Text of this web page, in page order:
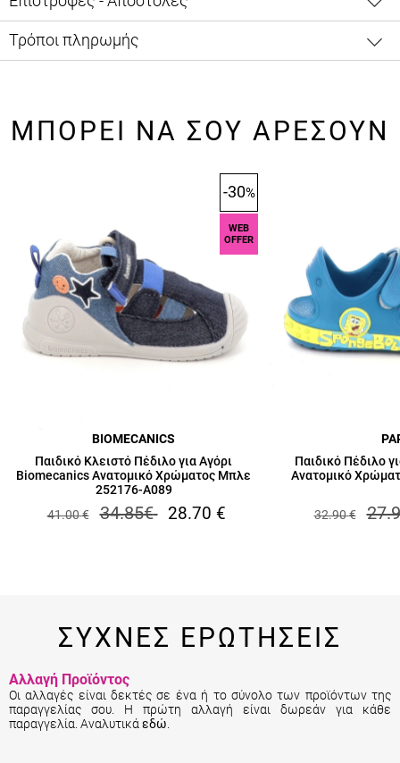
Τρόποι πληρωμής
ΜΠΟΡΕΙ ΝΑ ΣΟΥ ΑΡΕΣΟΥΝ
-30%
WEB
OFFER
BIOMECANICS
Παιδικό Κλειστό Πέδιλο για Αγόρι
Biomecanics Ανατομικό Χρώματος Μπλε
252176-A089
41.00€ 34.85€ 28.70 €
Παιδικό Πέδιλο
Ανατομικό
32.90€
ΣΥΧΝΕΣ ΕΡΩΤΗΣΕΙΣ
Αλλαγή Προϊόντος
Οι αλλαγές είναι δεκτές σε ένα ή το σύνολο των προϊόντων της
παραγγελίας σου. Η πρώτη αλλαγή είναι δωρεάν για κάθε
παραγγελία. Αναλυτικά εδώ